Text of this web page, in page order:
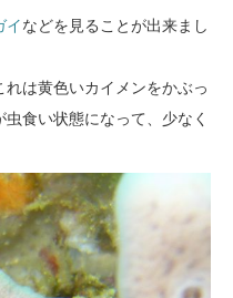
イなどを見ることが出来まし
は黄色いカイメンをかぶっ
食い状態になって、少なく